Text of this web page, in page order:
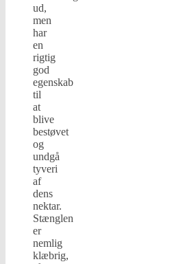
ud,
men
har
en
rigtig
god
egenskab
til
at
blive
bestøvet
og
undgå
tyveri
af
dens
nektar.
Stænglen
er
nemlig
klæbrig,